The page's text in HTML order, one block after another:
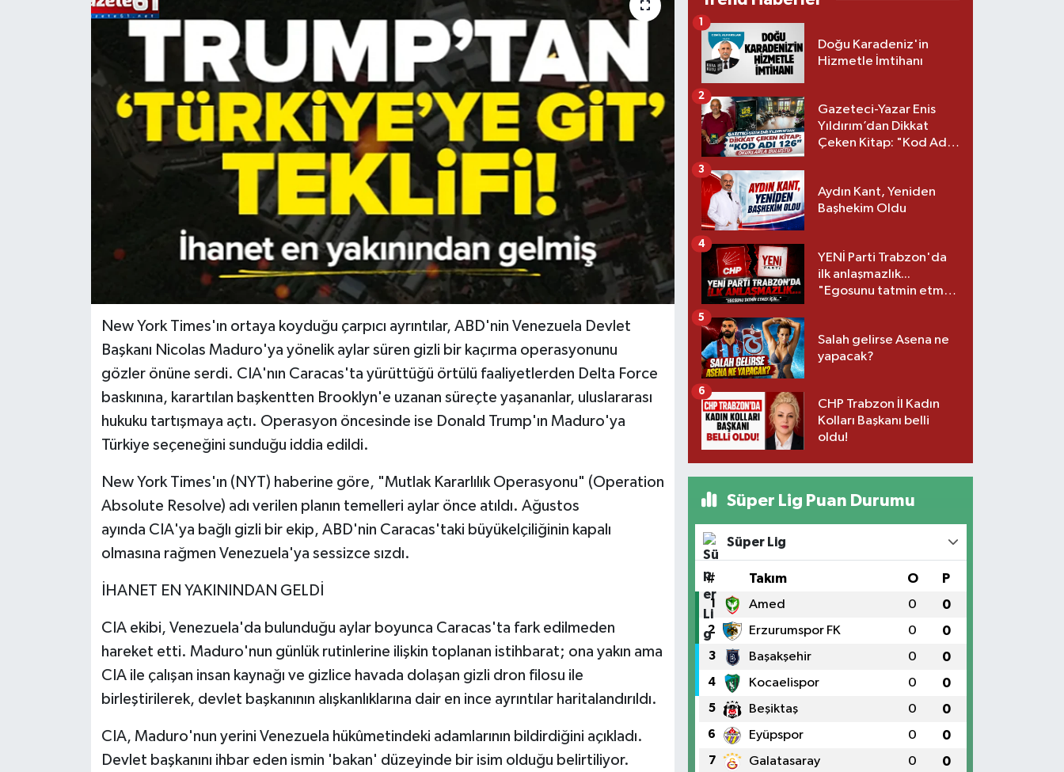
New York Times'ın ortaya koyduğu çarpıcı ayrıntılar, ABD'nin Venezuela Devlet
Başkanı Nicolas Maduro'ya yönelik aylar süren gizli bir kaçırma operasyonunu
gözler önüne serdi. CIA'nın Caracas'ta yürüttüğü örtülü faaliyetlerden Delta Force
baskınına, karartılan başkentten Brooklyn'e uzanan süreçte yaşananlar, uluslararası
hukuku tartışmaya açtı. Operasyon öncesinde ise Donald Trump'ın Maduro'ya
Türkiye seçeneğini sunduğu iddia edildi.
New York Times'ın (NYT) haberine göre, "Mutlak Kararlılık Operasyonu" (Operation
Absolute Resolve) adı verilen planın temelleri aylar önce atıldı. Ağustos
ayında CIA'ya bağlı gizli bir ekip, ABD'nin Caracas'taki büyükelçiliğinin kapalı
olmasına rağmen Venezuela'ya sessizce sızdı.
İHANET EN YAKININDAN GELDİ
CIA ekibi, Venezuela'da bulunduğu aylar boyunca Caracas'ta fark edilmeden
hareket etti. Maduro'nun günlük rutinlerine ilişkin toplanan istihbarat; ona yakın ama
CIA ile çalışan insan kaynağı ve gizlice havada dolaşan gizli dron filosu ile
birleştirilerek, devlet başkanının alışkanlıklarına dair en ince ayrıntılar haritalandırıldı.
CIA, Maduro'nun yerini Venezuela hükûmetindeki adamlarının bildirdiğini açıkladı.
Devlet başkanını ihbar eden ismin 'bakan' düzeyinde bir isim olduğu belirtiliyor.
Doğu Karadeniz'in
Hizmetle İmtihanı
1
Gazeteci-Yazar Enis
Yıldırım’dan Dikkat
Çeken Kitap: "Kod Adı
2
Aydın Kant, Yeniden
Başhekim Oldu
3
YENİ Parti Trabzon'da
ilk anlaşmazlık...
"Egosunu tatmin etmek
4
Salah gelirse Asena ne
yapacak?
5
CHP Trabzon İl Kadın
Kolları Başkanı belli
oldu!
6
Süper Lig Puan Durumu
Süper Lig
# Takım O P
1 Amed 0 0
2 Erzurumspor FK 0 0
3 Başakşehir 0 0
4 Kocaelispor 0 0
5 Beşiktaş 0 0
6 Eyüpspor 0 0
7 Galatasaray 0 0